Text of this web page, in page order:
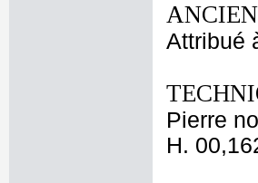
Attribué
Pierre
H.